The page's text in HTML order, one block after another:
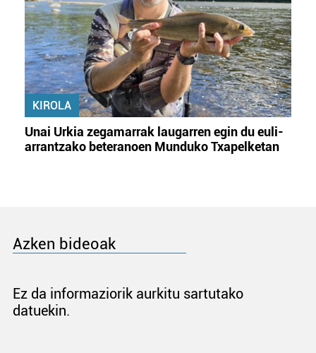
KIROLA
Unai Urkia zegamarrak laugarren egin du euli-
arrantzako beteranoen Munduko Txapelketan
Azken bideoak
Ez da informaziorik aurkitu sartutako
datuekin.